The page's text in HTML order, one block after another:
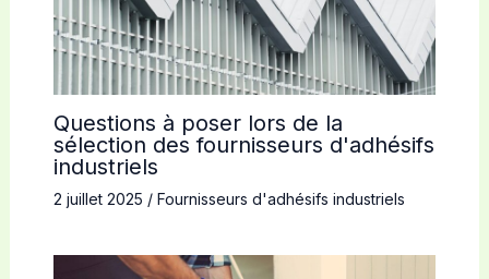
Questions à poser lors de la
sélection des fournisseurs d'adhésifs
industriels
2 juillet 2025 / Fournisseurs d'adhésifs industriels